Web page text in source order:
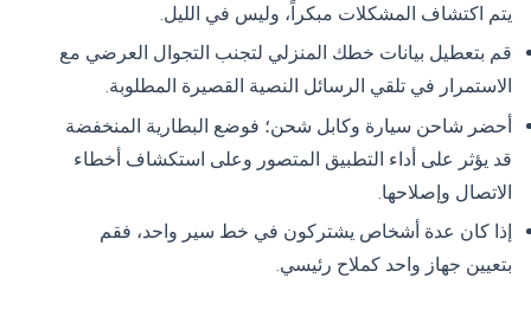
يتم اكتشاف المشكلات مبكراً، وليس في الليل.
قم بتعطيل بيانات خطك المنزلي لتجنب التجوال العرضي مع
الاستمرار في تلقي الرسائل النصية القصيرة المطلوبة.
أحضر شاحن سيارة وكابل شحن؛ فوضع البطارية المنخفضة
قد يؤثر على أداء التطبيق المتصور وعلى استكشاف أخطاء
الاتصال وإصلاحها.
إذا كان عدة أشخاص يشتركون في خط سير واحد، فقم
بتعيين جهاز واحد كملاح رئيسي.